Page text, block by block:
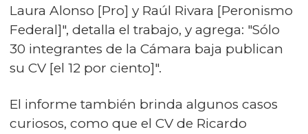
Laura Alonso [Pro] y Raúl Rivara [Peronismo
Federal]", detalla el trabajo, y agrega: "Sólo
30 integrantes de la Cámara baja publican
su CV [el 12 por ciento]".
El informe también brinda algunos casos
curiosos, como que el CV de Ricardo